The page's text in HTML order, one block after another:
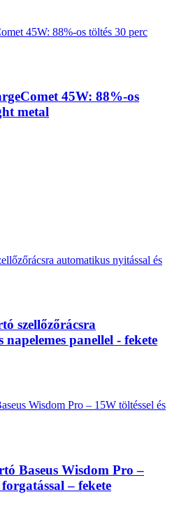
45W: 88%-os
metal
szellőzőrácsra
panellel - fekete
Baseus Wisdom Pro –
forgatással – fekete